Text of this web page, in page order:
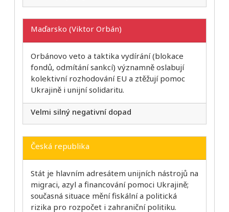
Maďarsko (Viktor Orbán)
Orbánovo veto a taktika vydírání (blokace
fondů, odmítání sankcí) významně oslabují
kolektivní rozhodování EU a ztěžují pomoc
Ukrajině i unijní solidaritu.
Velmi silný negativní dopad
Česká republika
Stát je hlavním adresátem unijních nástrojů na
migraci, azyl a financování pomoci Ukrajině;
současná situace mění fiskální a politická
rizika pro rozpočet i zahraniční politiku.